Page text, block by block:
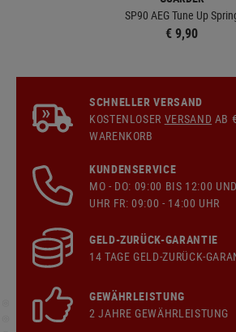
SP90 AEG Tune Up
€ 9,90
SCHNELLER VERSAND
KOSTENLOSER VERSAND AB
WARENKORB
KUNDENSERVICE
MO - DO: 09:00 BIS 12:00
UHR FR: 09:00 - 14:00 UHR
GELD-ZURÜCK-GARANTIE
14 TAGE GELD-ZURÜCK-
GEWÄHRLEISTUNG
2 JAHRE GEWÄHRLEISTUNG